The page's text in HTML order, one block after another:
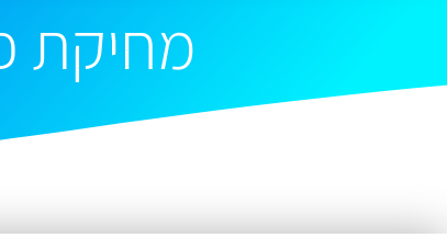
מחיקת